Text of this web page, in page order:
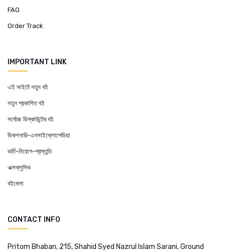
FAQ
Order Track
IMPORTANT LINK
এই সাইটে নতুন বই
নতুন প্রকাশিত বই
সর্বোচ্চ ডিস্কাউন্টের বই
ডিকশনারি-এনসাইক্লোপেডিয়া
ভর্তি-নিয়োগ-প্রস্তুতি
এক্সক্লুসিভ
বইমেলা
CONTACT INFO
Pritom Bhaban, 215, Shahid Syed Nazrul Islam Sarani, Ground